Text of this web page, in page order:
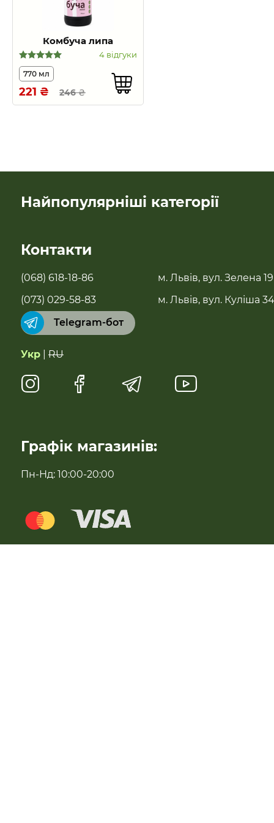
Комбуча липа
4 відгуки
770 мл
221 ₴ 246₴
Графік магазинів:
Пн-Нд: 10:00-20:00
Найпопулярніші категорії
Бестселери
Суперфуди та добавки
Напої
Натуральні солодощі
Для імунітету
Контакти
(068) 618-18-86
(073) 029-58-83
Telegram-бот
м. Львів, вул. Зелена 19
м. Львів, вул. Куліша 34
Укр RU